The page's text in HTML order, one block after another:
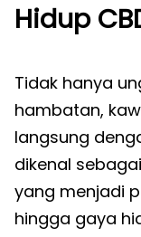
Hidup
Tidak hanya
hambatan,
langsung
dikenal
yang menjadi
hingga gaya